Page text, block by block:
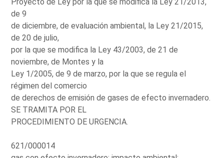
de 9
de diciembre, de evaluación ambiental, la Ley 21/2015,
de 20 de julio,
por la que se modifica la Ley 43/2003, de 21 de
noviembre, de Montes y la
Ley 1/2005, de 9 de marzo, por la que se regula el
régimen del comercio
de derechos de emisión de gases de efecto invernadero.
SE TRAMITA POR EL
PROCEDIMIENTO DE URGENCIA.
621/000014